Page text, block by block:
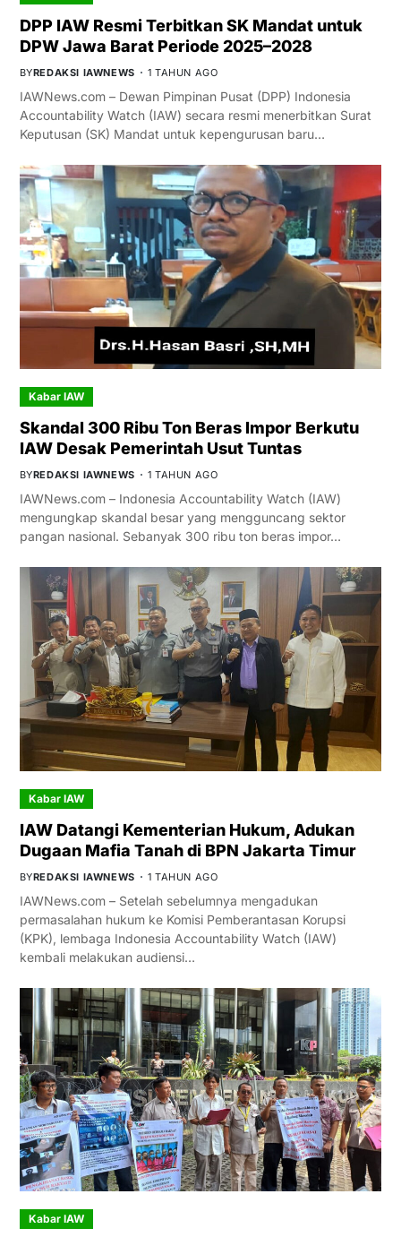
DPP IAW Resmi Terbitkan SK Mandat untuk
DPW Jawa Barat Periode 2025–2028
BYREDAKSI IAWNEWS 1 TAHUN AGO
IAWNews.com – Dewan Pimpinan Pusat (DPP) Indonesia
Accountability Watch (IAW) secara resmi menerbitkan Surat
Keputusan (SK) Mandat untuk kepengurusan baru…
Kabar IAW
Skandal 300 Ribu Ton Beras Impor Berkutu
IAW Desak Pemerintah Usut Tuntas
BYREDAKSI IAWNEWS 1 TAHUN AGO
IAWNews.com – Indonesia Accountability Watch (IAW)
mengungkap skandal besar yang mengguncang sektor
pangan nasional. Sebanyak 300 ribu ton beras impor…
Kabar IAW
IAW Datangi Kementerian Hukum, Adukan
Dugaan Mafia Tanah di BPN Jakarta Timur
BYREDAKSI IAWNEWS 1 TAHUN AGO
IAWNews.com – Setelah sebelumnya mengadukan
permasalahan hukum ke Komisi Pemberantasan Korupsi
(KPK), lembaga Indonesia Accountability Watch (IAW)
kembali melakukan audiensi…
Kabar IAW